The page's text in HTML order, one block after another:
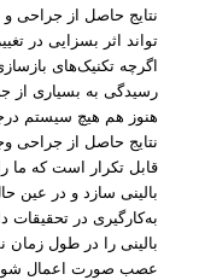
نتایج حاصل از جراحی
تواند اثر بسزایی در
اگرچه تکنیک‌های
رسیدگی به بسیاری از
هنوز هم هیچ سیستم
نتایج حاصل از جراحی
قابل تکرار است که ما
بالینی سازد و در عین
به‌کارگیری در تحقیقات
بالینی را در طول زمان
عصب صورت اعمال